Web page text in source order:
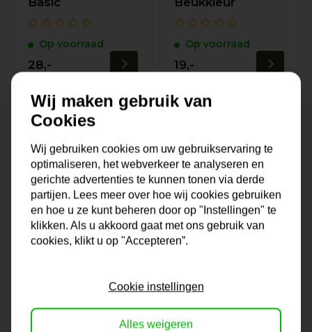
Op voorraad
28,-
Op voorraad
19,-
Op voorraad
Wij maken gebruik van
Cookies
Wij gebruiken cookies om uw gebruikservaring te
optimaliseren, het webverkeer te analyseren en
gerichte advertenties te kunnen tonen via derde
partijen. Lees meer over hoe wij cookies gebruiken
en hoe u ze kunt beheren door op "Instellingen" te
klikken. Als u akkoord gaat met ons gebruik van
cookies, klikt u op "Accepteren”.
Cookie instellingen
Alles weigeren